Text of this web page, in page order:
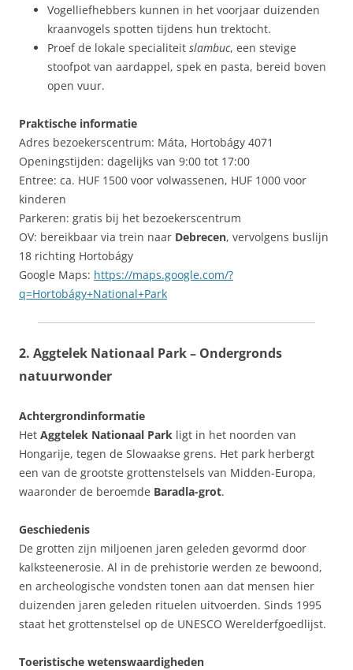
Vogelliefhebbers kunnen in het voorjaar duizenden
kraanvogels spotten tijdens hun trektocht.
Proef de lokale specialiteit slambuc, een stevige
stoofpot van aardappel, spek en pasta, bereid boven
open vuur.
Praktische informatie
Adres bezoekerscentrum: Máta, Hortobágy 4071
Openingstijden: dagelijks van 9:00 tot 17:00
Entree: ca. HUF 1500 voor volwassenen, HUF 1000 voor
kinderen
Parkeren: gratis bij het bezoekerscentrum
OV: bereikbaar via trein naar Debrecen, vervolgens buslijn
18 richting Hortobágy
Google Maps: https://maps.google.com/?
q=Hortobágy+National+Park
2. Aggtelek Nationaal Park – Ondergronds
natuurwonder
Achtergrondinformatie
Het Aggtelek Nationaal Park ligt in het noorden van
Hongarije, tegen de Slowaakse grens. Het park herbergt
een van de grootste grottenstelsels van Midden-Europa,
waaronder de beroemde Baradla-grot.
Geschiedenis
De grotten zijn miljoenen jaren geleden gevormd door
kalksteenerosie. Al in de prehistorie werden ze bewoond,
en archeologische vondsten tonen aan dat mensen hier
duizenden jaren geleden rituelen uitvoerden. Sinds 1995
staat het grottenstelsel op de UNESCO Werelderfgoedlijst.
Toeristische wetenswaardigheden